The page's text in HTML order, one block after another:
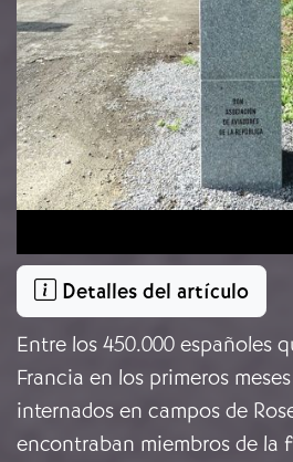
Detalles del artículo
Entre los 450.000 españoles
Francia en los primeros
internados en campos de
encontraban miembros de la